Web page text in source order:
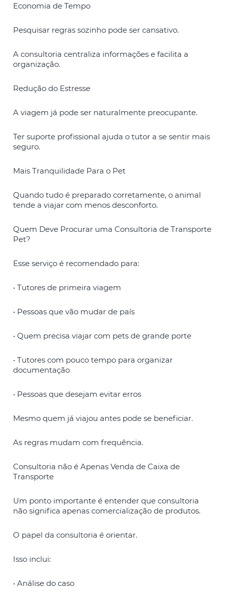
Economia de Tempo
Pesquisar regras sozinho pode ser cansativo.
A consultoria centraliza informações e facilita a
organização.
Redução do Estresse
A viagem já pode ser naturalmente preocupante.
Ter suporte profissional ajuda o tutor a se sentir mais
seguro.
Mais Tranquilidade Para o Pet
Quando tudo é preparado corretamente, o animal
tende a viajar com menos desconforto.
Quem Deve Procurar uma Consultoria de Transporte
Pet?
Esse serviço é recomendado para:
• Tutores de primeira viagem
• Pessoas que vão mudar de país
• Quem precisa viajar com pets de grande porte
• Tutores com pouco tempo para organizar
documentação
• Pessoas que desejam evitar erros
Mesmo quem já viajou antes pode se beneficiar.
As regras mudam com frequência.
Consultoria não é Apenas Venda de Caixa de
Transporte
Um ponto importante é entender que consultoria
não significa apenas comercialização de produtos.
O papel da consultoria é orientar.
Isso inclui:
• Análise do caso